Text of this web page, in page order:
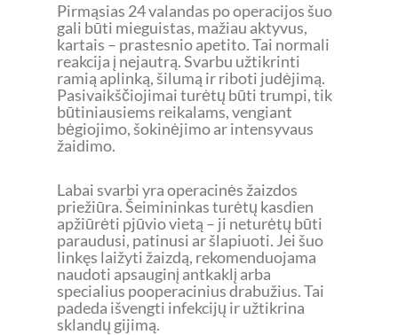
Pirmąsias 24 valandas po operacijos šuo
gali būti mieguistas, mažiau aktyvus,
kartais – prastesnio apetito. Tai normali
reakcija į nejautrą. Svarbu užtikrinti
ramią aplinką, šilumą ir riboti judėjimą.
Pasivaikščiojimai turėtų būti trumpi, tik
būtiniausiems reikalams, vengiant
bėgiojimo, šokinėjimo ar intensyvaus
žaidimo.
Labai svarbi yra operacinės žaizdos
priežiūra. Šeimininkas turėtų kasdien
apžiūrėti pjūvio vietą – ji neturėtų būti
paraudusi, patinusi ar šlapiuoti. Jei šuo
linkęs laižyti žaizdą, rekomenduojama
naudoti apsauginį antkaklį arba
specialius pooperacinius drabužius. Tai
padeda išvengti infekcijų ir užtikrina
sklandų gijimą.